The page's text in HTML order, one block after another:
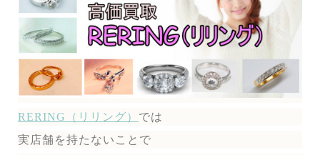
RERING（リリング） では
実店舗を持たないことで